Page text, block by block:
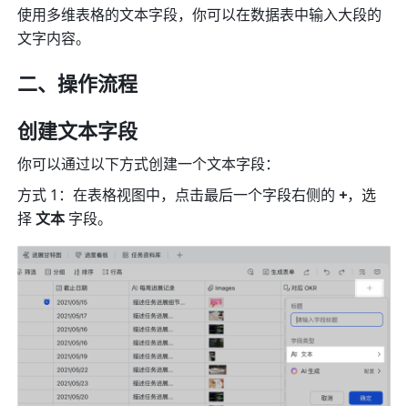
使用多维表格的文本字段，你可以在数据表中输入大段的
文字内容。
二、操作流程
创建文本字段
你可以通过以下方式创建一个文本字段：
方式 1：在表格视图中，点击最后一个字段右侧的 +，选
择 文本 字段。